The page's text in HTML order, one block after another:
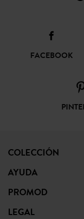
FACEBOOK
COLECCIÓN
AYUDA
PROMOD
LEGAL